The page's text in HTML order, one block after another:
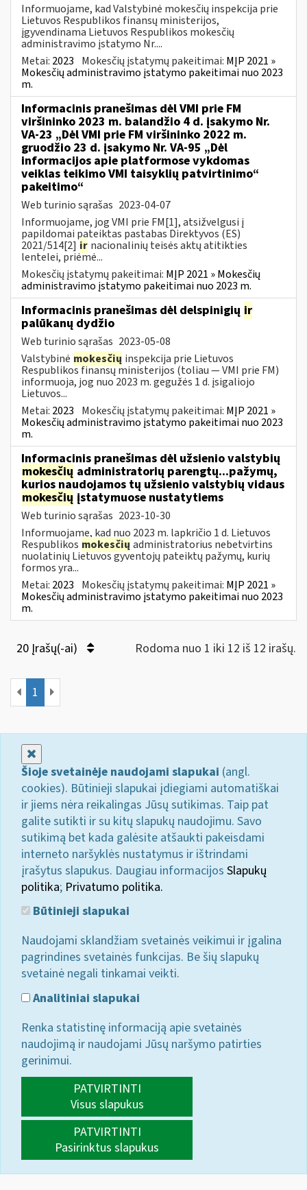
Informuojame, kad Valstybinė mokesčių inspekcija prie
Lietuvos Respublikos finansų ministerijos,
įgyvendinama Lietuvos Respublikos mokesčių
administravimo įstatymo Nr....
Metai: 2023 Mokesčių įstatymų pakeitimai: MĮP 2021 »
Mokesčių administravimo įstatymo pakeitimai nuo 2023
m.
Informacinis pranešimas dėl VMI prie FM
viršininko 2023 m. balandžio 4 d. įsakymo Nr.
VA-23 „Dėl VMI prie FM viršininko 2022 m.
gruodžio 23 d. įsakymo Nr. VA-95 „Dėl
informacijos apie platformose vykdomas
veiklas teikimo VMI taisyklių patvirtinimo“
pakeitimo“
Web turinio sąrašas 2023-04-07
Informuojame, jog VMI prie FM[1], atsižvelgusi į
papildomai pateiktas pastabas Direktyvos (ES)
2021/514[2] ir nacionalinių teisės aktų atitikties
lentelei, priėmė...
Mokesčių įstatymų pakeitimai: MĮP 2021 » Mokesčių
administravimo įstatymo pakeitimai nuo 2023 m.
Informacinis pranešimas dėl delspinigių ir
palūkanų dydžio
Web turinio sąrašas 2023-05-08
Valstybinė mokesčių inspekcija prie Lietuvos
Respublikos finansų ministerijos (toliau — VMI prie FM)
informuoja, jog nuo 2023 m. gegužės 1 d. įsigaliojo
Lietuvos...
Metai: 2023 Mokesčių įstatymų pakeitimai: MĮP 2021 »
Mokesčių administravimo įstatymo pakeitimai nuo 2023
m.
Informacinis pranešimas dėl užsienio valstybių
mokesčių administratorių parengtų...pažymų,
kurios naudojamos tų užsienio valstybių vidaus
mokesčių įstatymuose nustatytiems
Web turinio sąrašas 2023-10-30
Informuojame, kad nuo 2023 m. lapkričio 1 d. Lietuvos
Respublikos mokesčių administratorius nebetvirtins
nuolatinių Lietuvos gyventojų pateiktų pažymų, kurių
formos yra...
Metai: 2023 Mokesčių įstatymų pakeitimai: MĮP 2021 »
Mokesčių administravimo įstatymo pakeitimai nuo 2023
m.
20 Įrašų(-ai) Rodoma nuo 1 iki 12 iš 12 irašų.
1
Šioje svetainėje naudojami slapukai (angl.
cookies). Būtinieji slapukai įdiegiami automatiškai
ir jiems nėra reikalingas Jūsų sutikimas. Taip pat
galite sutikti ir su kitų slapukų naudojimu. Savo
sutikimą bet kada galėsite atšaukti pakeisdami
interneto naršyklės nustatymus ir ištrindami
įrašytus slapukus. Daugiau informacijos Slapukų
politika; Privatumo politika.
Būtinieji slapukai
Naudojami sklandžiam svetainės veikimui ir įgalina
pagrindines svetainės funkcijas. Be šių slapukų
svetainė negali tinkamai veikti.
Analitiniai slapukai
Renka statistinę informaciją apie svetainės
naudojimą ir naudojami Jūsų naršymo patirties
gerinimui.
PATVIRTINTI
Visus slapukus
PATVIRTINTI
Pasirinktus slapukus